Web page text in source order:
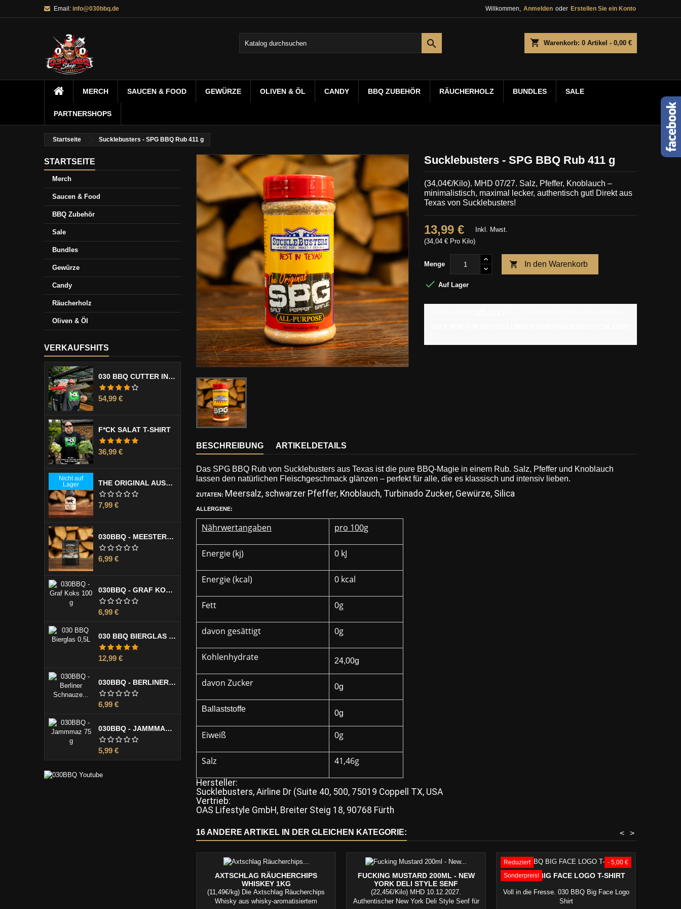
Email: info@030bbq.de Willkommen, Anmelden oder Erstellen Sie ein Konto
shopping_cart Warenkorb: 0 Artikel - 0,00 €

MERCH SAUCEN & FOOD GEWÜRZE OLIVEN & ÖL CANDY BBQ ZUBEHÖR RÄUCHERHOLZ BUNDLES SALE
PARTNERSHOPS
Startseite Sucklebusters - SPG BBQ Rub 411 g
STARTSEITE
Merch
Saucen & Food
BBQ Zubehör
Sale
Bundles
Gewürze
Candy
Räucherholz
Oliven & Öl
VERKAUFSHITS
030 BBQ CUTTER INCL. KLINGENSCHUTZ
Preis
54,99 €
F*CK SALAT T-SHIRT
Preis
36,99 €
Nicht auf
Lager
THE ORIGINAL AUSTRALIAN LUMI LUMI MARINADE 355 ML
Preis
7,99 €
030BBQ - MEESTERMISCHE 130 G
Preis
6,99 €
030BBQ - GRAF KOKS 100 G
Preis
6,99 €
030 BBQ BIERGLAS 0,5L
Preis
12,99 €
030BBQ - BERLINER SCHNAUZE 100 G
Preis
6,99 €
030BBQ - JAMMMAZ 75 G
Preis
5,99 €
Sucklebusters - SPG BBQ Rub 411 g
(34,04€/Kilo). MHD 07/27. Salz, Pfeffer, Knoblauch –
minimalistisch, maximal lecker, authentisch gut! Direkt aus
Texas von Sucklebusters!
13,99 €
(34,04 € Pro Kilo)
Inkl. Mwst.
Menge  In den Warenkorb
 Auf Lager
BESCHREIBUNG ARTIKELDETAILS
Das SPG BBQ Rub von Sucklebusters aus Texas ist die pure BBQ-Magie in einem Rub. Salz, Pfeffer und Knoblauch
lassen den natürlichen Fleischgeschmack glänzen – perfekt für alle, die es klassisch und intensiv lieben.
ZUTATEN: Meersalz, schwarzer Pfeffer, Knoblauch, Turbinado Zucker, Gewürze, Silica
ALLERGENE:
Nährwertangaben pro 100g
Energie (kj) 0 kJ
Energie (kcal) 0 kcal
Fett 0g
davon gesättigt 0g
Kohlenhydrate 24,00g
davon Zucker 0g
Ballaststoffe 0g
Eiweiß 0g
Salz 41,46g
Hersteller:
Sucklebusters, Airline Dr (Suite 40, 500, 75019 Coppell TX, USA
Vertrieb:
OAS Lifestyle GmbH, Breiter Steig 18, 90768 Fürth
16 ANDERE ARTIKEL IN DER GLEICHEN KATEGORIE: >
<
AXTSCHLAG RÄUCHERCHIPS
WHISKEY 1KG
(11,49€/kg) Die Axtschlag Räucherchips
Whisky aus whisky-aromatisiertem
FUCKING MUSTARD 200ML - NEW
YORK DELI STYLE SENF
(22,45€/Kilo) MHD 10.12.2027.
Authentischer New York Deli Style Senf für
- 5,00 €
Reduziert
Sonderpreis!
030 BBQ BIG FACE LOGO T-SHIRT
Voll in die Fresse. 030 BBQ Big Face Logo
Shirt